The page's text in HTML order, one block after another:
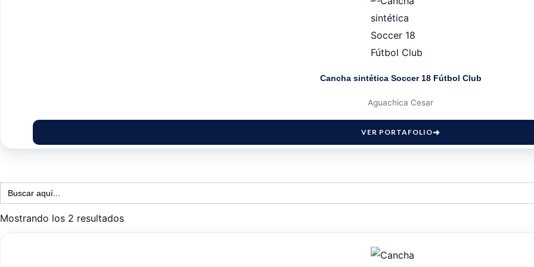
Cancha sintética Soccer 18 Fútbol Club
Aguachica Cesar
VER PORTAFOLIO
Buscar:
Mostrando los 2 resultados